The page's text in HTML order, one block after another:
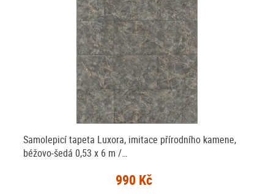
Samolepicí tapeta Luxora, imitace přírodního kamene,
béžovo-šedá 0,53 x 6 m /…
990 Kč